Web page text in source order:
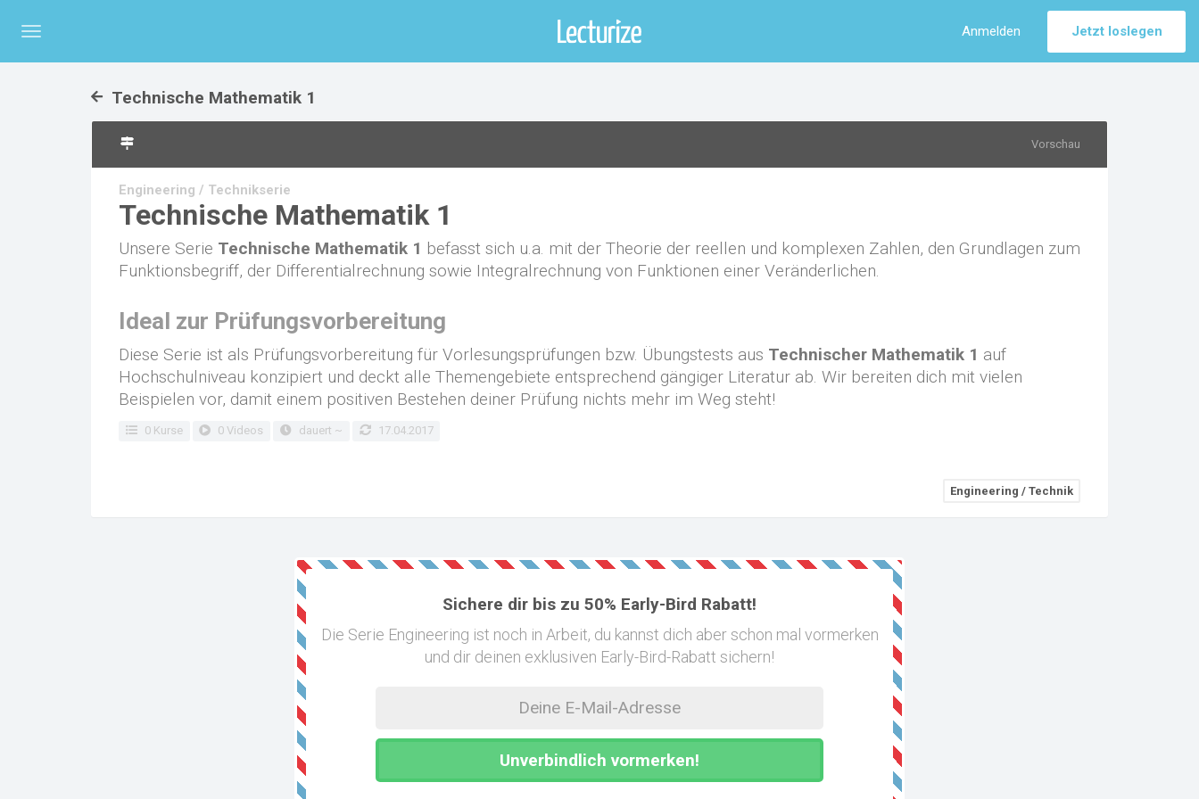
Menü
Jetzt loslegen
Anmelden
Technische Mathematik 1
Vorschau
Engineering / Technikserie
Technische Mathematik 1
Unsere Serie Technische Mathematik 1 befasst sich u.a. mit der Theorie der reellen und komplexen Zahlen, den Grundlagen zum
Funktionsbegriff, der Differentialrechnung sowie Integralrechnung von Funktionen einer Veränderlichen.
Ideal zur Prüfungsvorbereitung
Diese Serie ist als Prüfungsvorbereitung für Vorlesungsprüfungen bzw. Übungstests aus Technischer Mathematik 1 auf
Hochschulniveau konzipiert und deckt alle Themengebiete entsprechend gängiger Literatur ab. Wir bereiten dich mit vielen
Beispielen vor, damit einem positiven Bestehen deiner Prüfung nichts mehr im Weg steht!
0 Kurse 0 Videos dauert ~ 17.04.2017
Engineering / Technik
Sichere dir bis zu 50% Early-Bird Rabatt!
Die Serie Engineering ist noch in Arbeit, du kannst dich aber schon mal vormerken
und dir deinen exklusiven Early-Bird-Rabatt sichern!
E-
Adresse
Unverbindlich vormerken!